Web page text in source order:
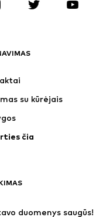
Premium
Išskirtiniai
su kūrėjais
čia
duomenys saugūs!